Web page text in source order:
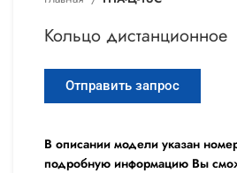
Кольцо дистанционное
Отправить запрос
В описании модели указан
подробную информацию Вы